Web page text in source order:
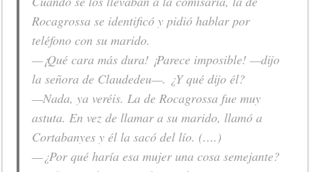
Rocagrossa se identificó y pidió hablar por
teléfono con su marido.
—¡Qué cara más dura! ¡Parece imposible! —dijo
la señora de Claudedeu—. ¿Y qué dijo él?
—Nada, ya veréis. La de Rocagrossa fue muy
astuta. En vez de llamar a su marido, llamó a
Cortabanyes y él la sacó del lío. (….)
—¿Por qué haría esa mujer una cosa semejante?